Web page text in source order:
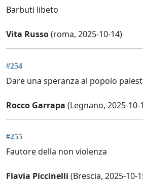
Barbuti libeto
Vita Russo(roma, 2025-10-14)
#254
Dare una speranza al popolo
Rocco Garrapa (Legnano, 2025-10-
#255
Fautore della non violenza
Flavia Piccinelli (Brescia, 2025-10-